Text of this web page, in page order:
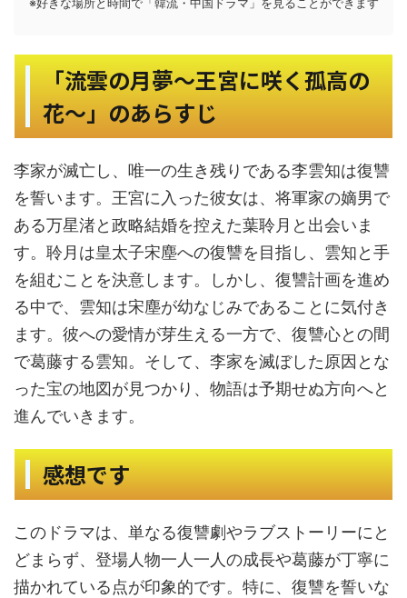
※好きな場所と時間で「韓流・中国ドラマ」を見ることができます
「流雲の月夢～王宮に咲く孤高の
花～」のあらすじ
李家が滅亡し、唯一の生き残りである李雲知は復讐
を誓います。王宮に入った彼女は、将軍家の嫡男で
ある万星渚と政略結婚を控えた葉聆月と出会いま
す。聆月は皇太子宋塵への復讐を目指し、雲知と手
を組むことを決意します。しかし、復讐計画を進め
る中で、雲知は宋塵が幼なじみであることに気付き
ます。彼への愛情が芽生える一方で、復讐心との間
で葛藤する雲知。そして、李家を滅ぼした原因とな
った宝の地図が見つかり、物語は予期せぬ方向へと
進んでいきます。
感想です
このドラマは、単なる復讐劇やラブストーリーにと
どまらず、登場人物一人一人の成長や葛藤が丁寧に
描かれている点が印象的です。特に、復讐を誓いな